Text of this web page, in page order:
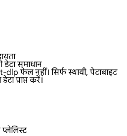
डेटा समाधान
फेल नहीं। सिर्फ स्थायी, पेटाबाइट
प्राप्त करें।